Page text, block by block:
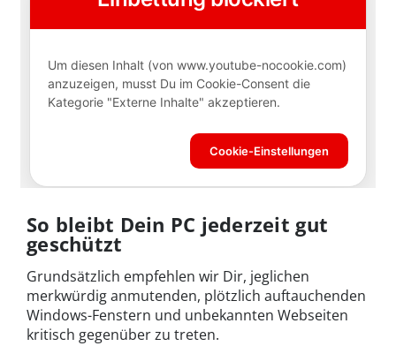
So bleibt Dein PC jederzeit gut
geschützt
Grundsätzlich empfehlen wir Dir, jeglichen
merkwürdig anmutenden, plötzlich auftauchenden
Windows-Fenstern und unbekannten Webseiten
kritisch gegenüber zu treten.